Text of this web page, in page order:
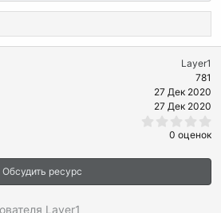
Layer1
781
27 Дек 2020
27 Дек 2020
.
0
з
ё
0 оценок
Обсудить ресурс
Layer1